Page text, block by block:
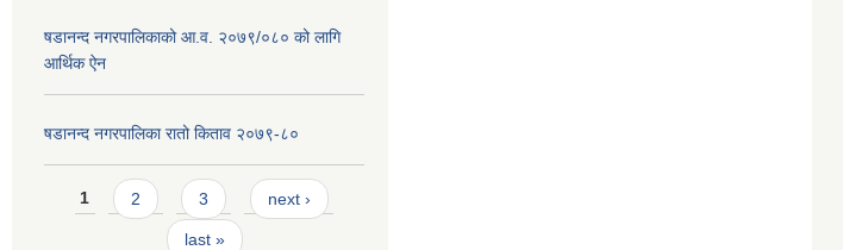
षडानन्द नगरपालिकाको आ.व. २०७९/०८० को लागि
आर्थिक ऐन
षडानन्द नगरपालिका रातो किताव २०७९-८०
Pages
1 2 3 next ›
last »